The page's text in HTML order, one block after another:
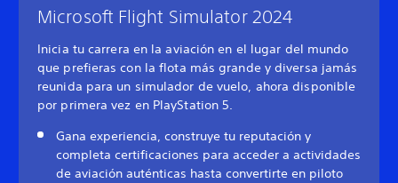
Microsoft Flight Simulator 2024
Inicia tu carrera en la aviación en el lugar del mundo
que prefieras con la flota más grande y diversa jamás
reunida para un simulador de vuelo, ahora disponible
por primera vez en PlayStation 5.
Gana experiencia, construye tu reputación y
completa certificaciones para acceder a actividades
de aviación auténticas hasta convertirte en piloto